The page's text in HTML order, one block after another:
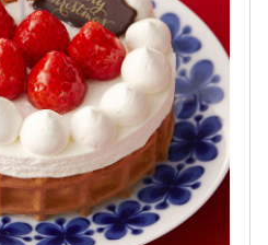
2019年3月
2019年2月
2019年1月
2018年12月
2018年11月